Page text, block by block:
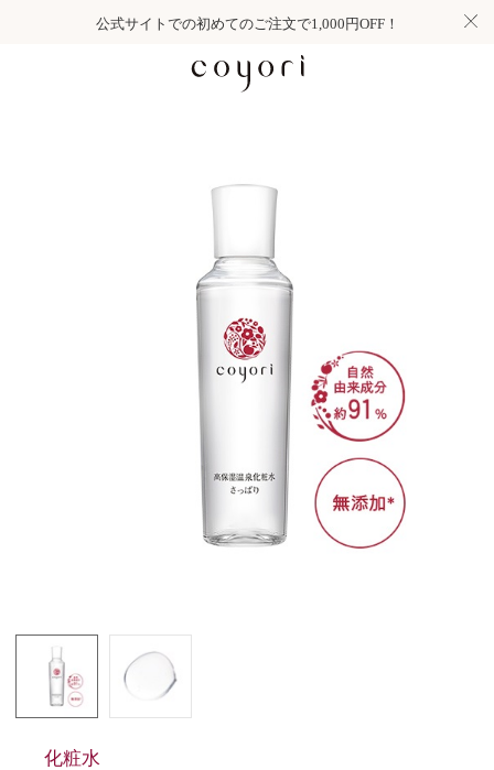
公式サイトでの初めてのご注文で1,000円OFF！
化粧水